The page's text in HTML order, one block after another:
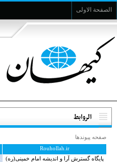
الصفحة الاولى
الروابط
صفحه پيوندها
Rouhollah.ir
پایگاه گسترش آرا و اندیشه امام خمینی(ره)